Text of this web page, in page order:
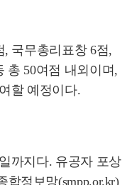
국무총리표창 6점,
총 50여점 내외이며,
할 예정이다.
까지다. 유공자 포상
정보망(smpp.or.kr)